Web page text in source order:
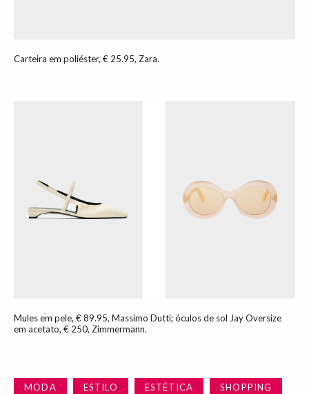
Carteira em poliéster, € 25.95, Zara.
Mules em pele, € 89.95, Massimo Dutti; óculos de sol Jay Oversize
em acetato, € 250, Zimmermann.
MODA ESTILO ESTÉTICA
SHOPPING